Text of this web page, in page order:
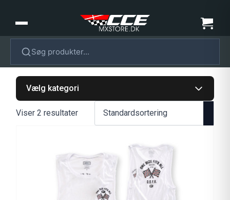
Søg produkter...
Vælg kategori
Viser 2 resultater